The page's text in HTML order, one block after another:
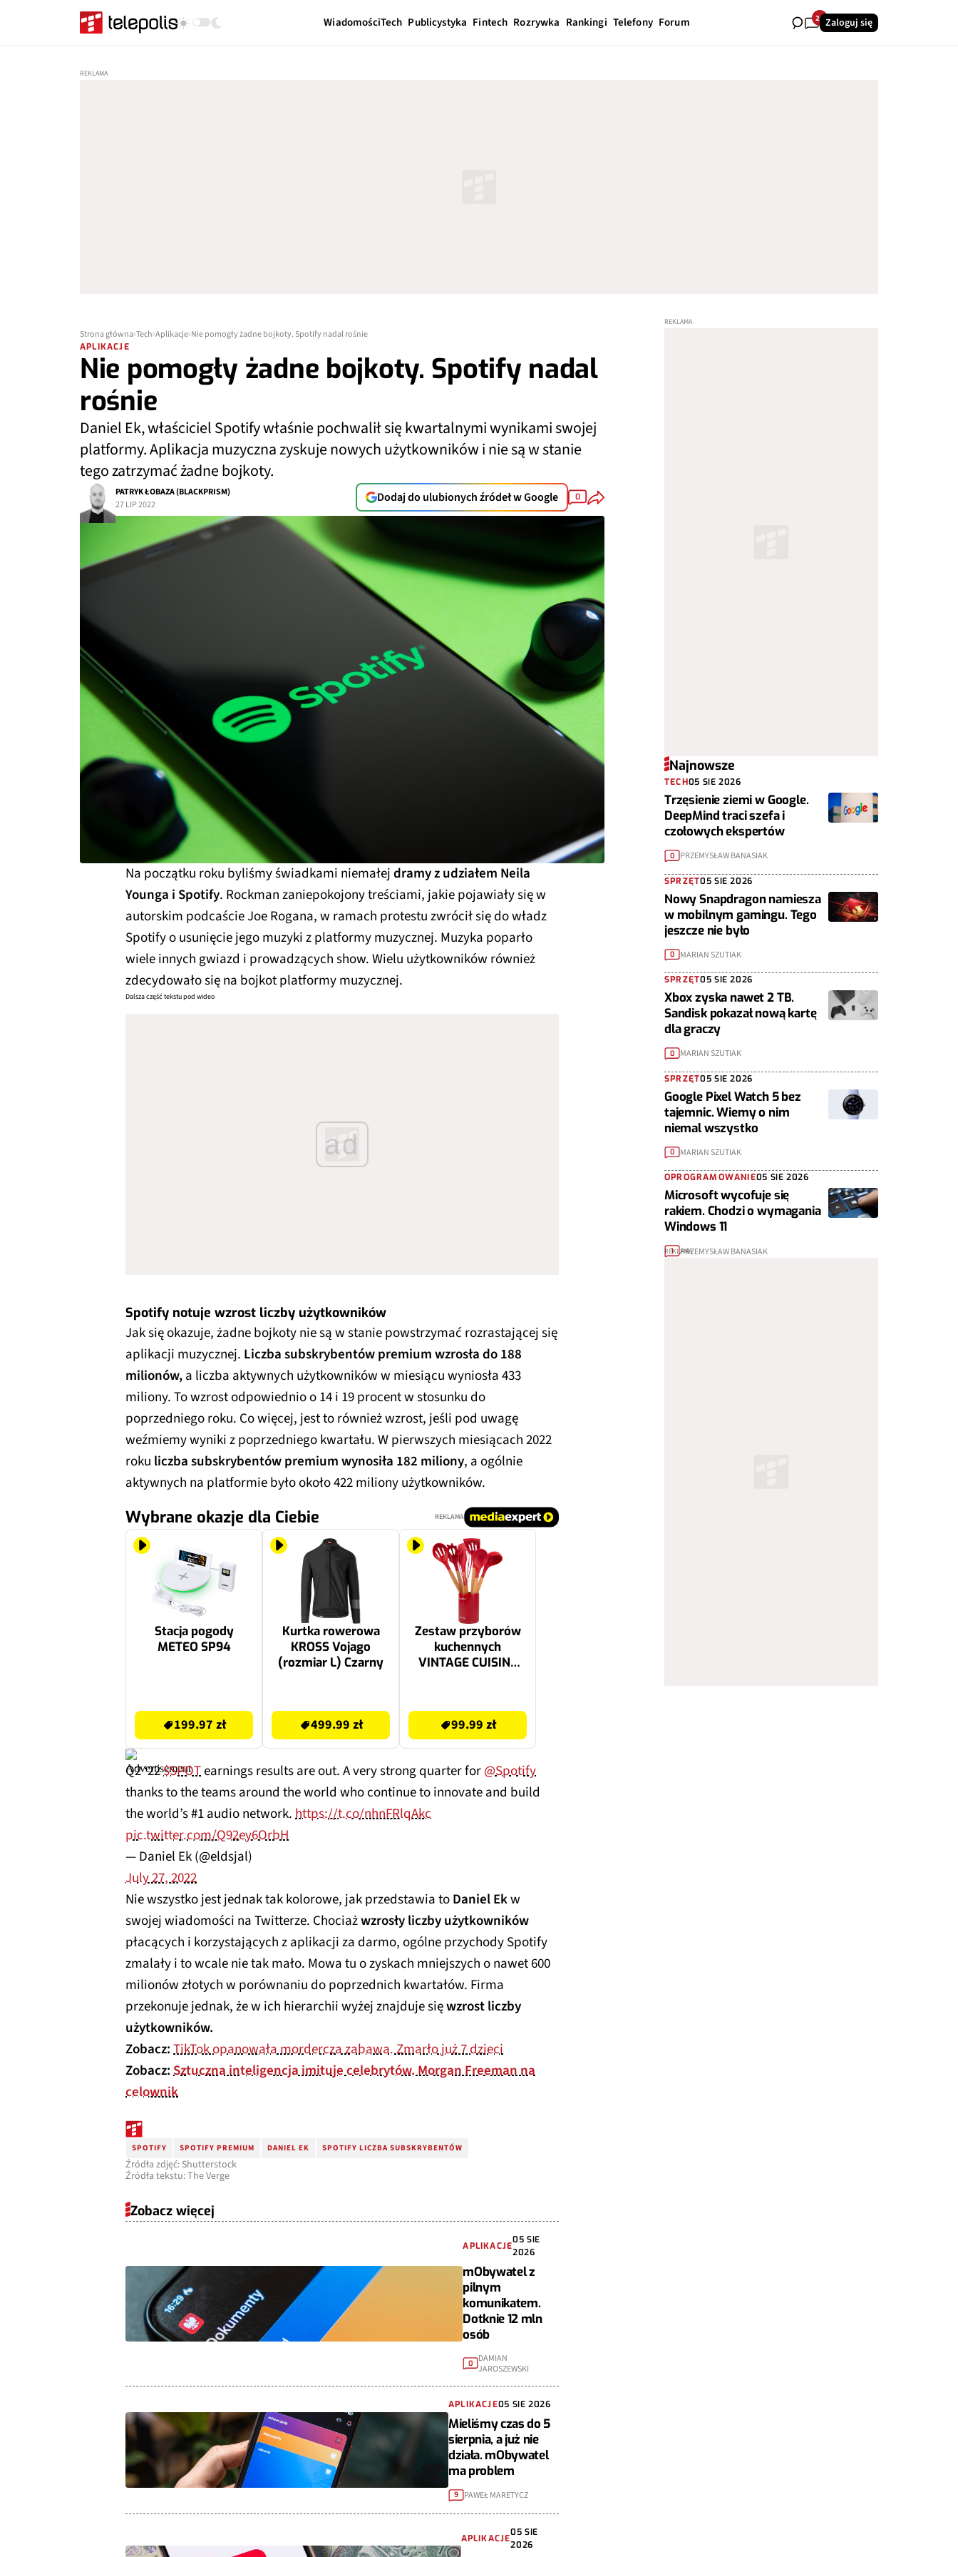
WiadomościTech Publicystyka Fintech Rozrywka Rankingi Telefony Forum 20Zaloguj się
Strona główna Tech Aplikacje Nie pomogły żadne bojkoty. Spotify nadal rośnie
APLIKACJE
Nie pomogły żadne bojkoty. Spotify nadal
rośnie
Daniel Ek, właściciel Spotify właśnie pochwalił się kwartalnymi wynikami swojej
platformy. Aplikacja muzyczna zyskuje nowych użytkowników i nie są w stanie
tego zatrzymać żadne bojkoty.
PATRYK ŁOBAZA (BLACKPRISM)
27 LIP 2022
Dodaj do ulubionych źródeł w Google 0
Na początku roku byliśmy świadkami niemałejdramy z udziałem Neila
Younga i Spotify. Rockman zaniepokojony treściami, jakie pojawiały się w
autorskim podcaście Joe Rogana, w ramach protestu zwrócił się do władz
Spotify o usunięcie jego muzyki z platformy muzycznej. Muzyka poparło
wiele innych gwiazd i prowadzących show. Wielu użytkowników również
zdecydowało się na bojkot platformy muzycznej.
Dalsza część tekstu pod wideo
ad
Spotify notuje wzrost liczby użytkowników
Jak się okazuje, żadne bojkoty nie są w stanie powstrzymać rozrastającej się
aplikacji muzycznej. Liczba subskrybentów premium wzrosła do 188
milionów,a liczba aktywnych użytkowników w miesiącu wyniosła 433
miliony. To wzrost odpowiednio o 14 i 19 procent w stosunku do
poprzedniego roku. Co więcej, jest to również wzrost, jeśli pod uwagę
weźmiemy wyniki z poprzedniego kwartału. W pierwszych miesiącach 2022
roku liczba subskrybentów premium wynosiła 182 miliony, a ogólnie
aktywnych na platformie było około 422 miliony użytkowników.
Wybrane okazje dla Ciebie REKLAMA
Stacja pogody
METEO SP94
199.97 zł
Kurtka rowerowa
KROSS Vojago
(rozmiar L) Czarny
499.99 zł
Zestaw przyborów
kuchennych
VINTAGE CUISINE
elementów)
99.99 zł
Q2 ‘22$SPOTearnings results are out. A very strong quarter for@Spotify
thanks to the teams around the world who continue to innovate and build
the world’s #1 audio network.https://t.co/nhnFRlqAkc
pic.twitter.com/Q92ey6OrbH
— Daniel Ek (@eldsjal)
July 27, 2022
Nie wszystko jest jednak tak kolorowe, jak przedstawia toDaniel Ekw
swojej wiadomości na Twitterze. Chociażwzrosły liczby użytkowników
płacących i korzystających z aplikacji za darmo, ogólne przychody Spotify
zmalały i to wcale nie tak mało. Mowa tu o zyskach mniejszych o nawet 600
milionów złotych w porównaniu do poprzednich kwartałów. Firma
przekonuje jednak, że w ich hierarchii wyżej znajduje sięwzrost liczby
użytkowników.
Zobacz:TikTok opanowała mordercza zabawa. Zmarło już 7 dzieci
Zobacz:Sztuczna inteligencja imituje celebrytów. Morgan Freeman na
celownik
SPOTIFY SPOTIFY PREMIUM DANIEL EK SPOTIFY LICZBA SUBSKRYBENTÓW
Źródła zdjęć: Shutterstock
Źródła tekstu: The Verge
Zobacz więcej
APLIKACJE
05 SIE
2026
mObywatel z
pilnym
komunikatem.
Dotknie 12 mln
osób
0
DAMIAN
JAROSZEWSKI
APLIKACJE05 SIE 2026
Mieliśmy czas do 5
sierpnia, a już nie
działa. mObywatel
ma problem
9 PAWEŁ MARETYCZ
APLIKACJE
05 SIE
2026
Najnowsze
TECH05 SIE 2026
Trzęsienie ziemi w Google.
DeepMind traci szefa i
czołowych ekspertów
0 PRZEMYSŁAW BANASIAK
SPRZĘT05 SIE 2026
Nowy Snapdragon namiesza
w mobilnym gamingu. Tego
jeszcze nie było
0 MARIAN SZUTIAK
SPRZĘT05 SIE 2026
Xbox zyska nawet 2 TB.
Sandisk pokazał nową kartę
dla graczy
0 MARIAN SZUTIAK
SPRZĘT05 SIE 2026
Google Pixel Watch 5 bez
tajemnic. Wiemy o nim
niemal wszystko
0 MARIAN SZUTIAK
OPROGRAMOWANIE05 SIE 2026
Microsoft wycofuje się
rakiem. Chodzi o wymagania
Windows 11
1 PRZEMYSŁAW BANASIAK